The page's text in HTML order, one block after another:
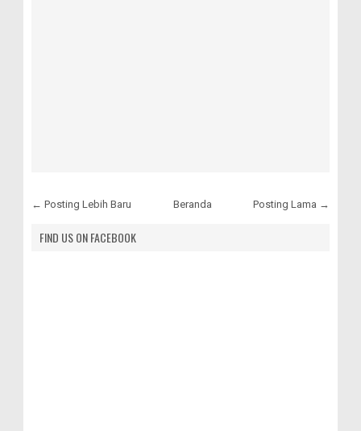
← Posting Lebih Baru Posting Lama →
Beranda
FIND US ON FACEBOOK